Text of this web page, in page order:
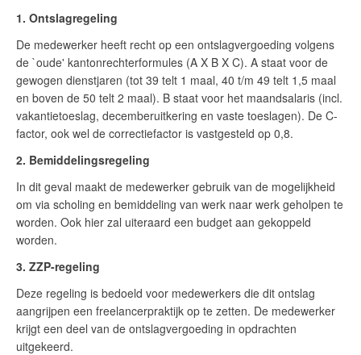
1. Ontslagregeling
De medewerker heeft recht op een ontslagvergoeding volgens
de `oude' kantonrechterformules (A X B X C). A staat voor de
gewogen dienstjaren (tot 39 telt 1 maal, 40 t/m 49 telt 1,5 maal
en boven de 50 telt 2 maal). B staat voor het maandsalaris (incl.
vakantietoeslag, decemberuitkering en vaste toeslagen). De C-
factor, ook wel de correctiefactor is vastgesteld op 0,8.
2. Bemiddelingsregeling
In dit geval maakt de medewerker gebruik van de mogelijkheid
om via scholing en bemiddeling van werk naar werk geholpen te
worden. Ook hier zal uiteraard een budget aan gekoppeld
worden.
3. ZZP-regeling
Deze regeling is bedoeld voor medewerkers die dit ontslag
aangrijpen een freelancerpraktijk op te zetten. De medewerker
krijgt een deel van de ontslagvergoeding in opdrachten
uitgekeerd.